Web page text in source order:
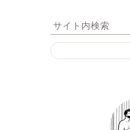
サイト内検索